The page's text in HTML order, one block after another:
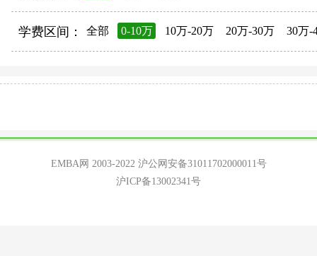
学费区间： 全部 0-10万 10万-20万 20万-30万 30万-
EMBA网 2003-2022 沪公网安备31011702000011号
沪ICP备13002341号